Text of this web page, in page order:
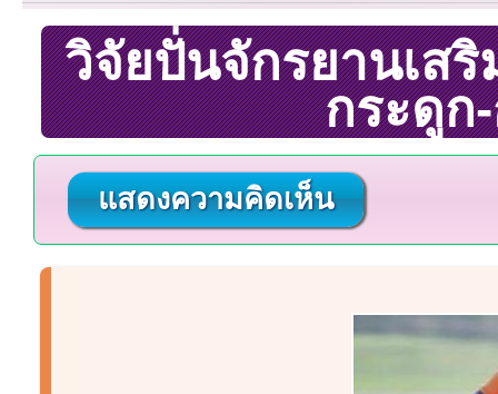
วิจัยปั่นจักรยานเส
กระดูก
แสดงความคิดเห็น